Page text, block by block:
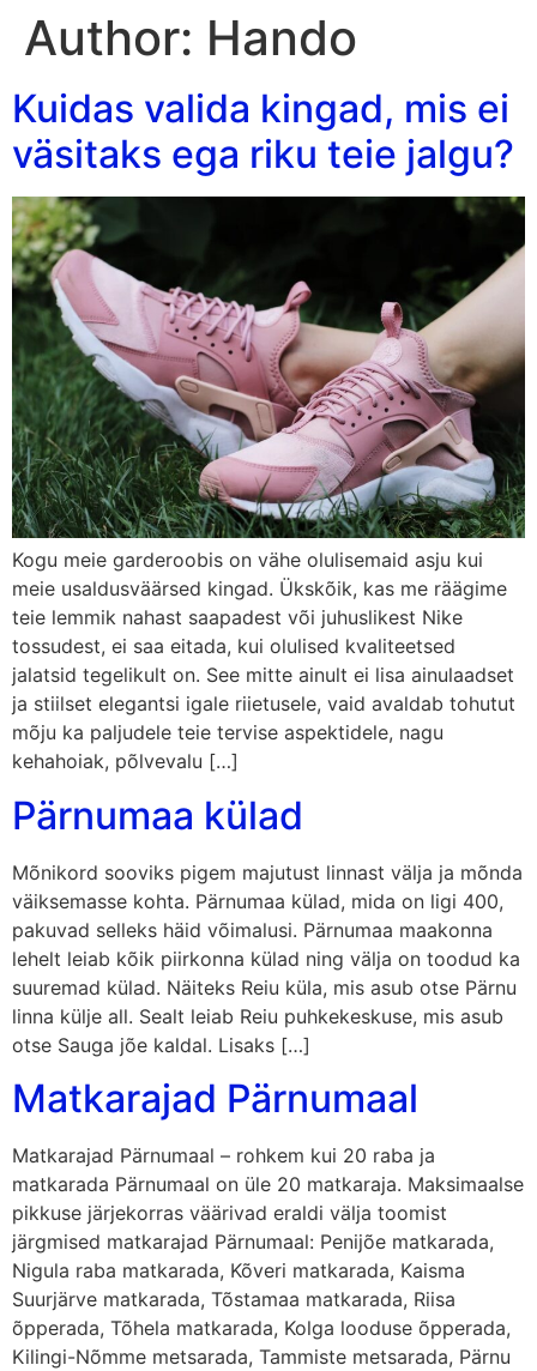
Author: Hando
Kuidas valida kingad, mis ei
väsitaks ega riku teie jalgu?
Kogu meie garderoobis on vähe olulisemaid asju kui
meie usaldusväärsed kingad. Ükskõik, kas me räägime
teie lemmik nahast saapadest või juhuslikest Nike
tossudest, ei saa eitada, kui olulised kvaliteetsed
jalatsid tegelikult on. See mitte ainult ei lisa ainulaadset
ja stiilset elegantsi igale riietusele, vaid avaldab tohutut
mõju ka paljudele teie tervise aspektidele, nagu
kehahoiak, põlvevalu […]
Pärnumaa külad
Mõnikord sooviks pigem majutust linnast välja ja mõnda
väiksemasse kohta. Pärnumaa külad, mida on ligi 400,
pakuvad selleks häid võimalusi. Pärnumaa maakonna
lehelt leiab kõik piirkonna külad ning välja on toodud ka
suuremad külad. Näiteks Reiu küla, mis asub otse Pärnu
linna külje all. Sealt leiab Reiu puhkekeskuse, mis asub
otse Sauga jõe kaldal. Lisaks […]
Matkarajad Pärnumaal
Matkarajad Pärnumaal – rohkem kui 20 raba ja
matkarada Pärnumaal on üle 20 matkaraja. Maksimaalse
pikkuse järjekorras väärivad eraldi välja toomist
järgmised matkarajad Pärnumaal: Penijõe matkarada,
Nigula raba matkarada, Kõveri matkarada, Kaisma
Suurjärve matkarada, Tõstamaa matkarada, Riisa
õpperada, Tõhela matkarada, Kolga looduse õpperada,
Kilingi-Nõmme metsarada, Tammiste metsarada, Pärnu